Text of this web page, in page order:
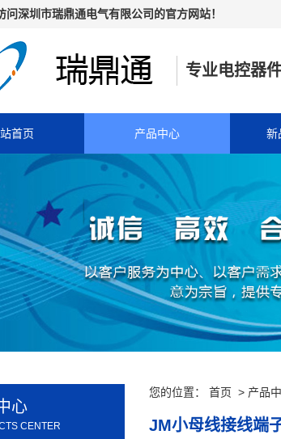
问深圳市瑞鼎通电气有限公司的官方网站！
专业电控器
首页 产品中心 新
您的位置： 首页 > 产品
JM小母线接线端
心
CENTER